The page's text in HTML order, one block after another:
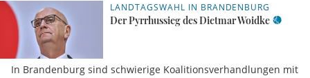
LANDTAGSWAHL IN BRANDENBURG
Der Pyrrhussieg des Dietmar Woidke
In Brandenburg sind schwierige Koalitionsverhandlungen mit